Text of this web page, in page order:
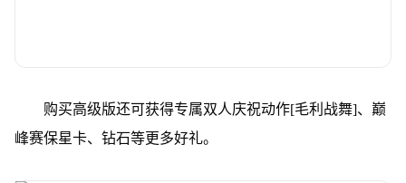
购买高级版还可获得专属双人庆祝动作[毛利战舞]、巅
峰赛保星卡、钻石等更多好礼。